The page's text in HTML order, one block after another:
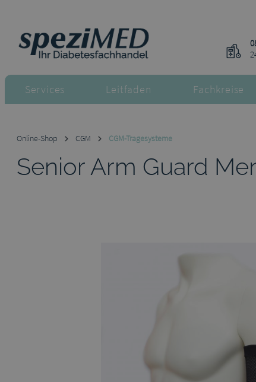
Services Leitfaden Fachkreise
Online-Shop CGM CGM-Tragesysteme
Senior Arm Guard